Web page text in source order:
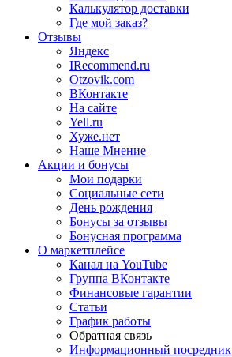
Калькулятор доставки
Где мой заказ?
Отзывы
Яндекс
IRecommend.ru
Otzovik.com
ВКонтакте
На сайте
Yell.ru
Хуже.нет
Наше Мнение
Акции и бонусы
Мои подарки
Социальные сети
День рождения
Бонусы за отзывы
Бонусная программа
О маркетплейсе
Канал на YouTube
Группа ВКонтакте
Финансовые гарантии
Статьи
График работы
Обратная связь
Информационный посредник